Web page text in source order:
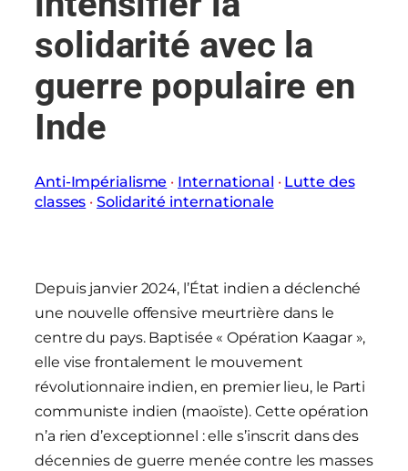
r
solidarité avec la
guerre populaire en
Inde
Anti-Impérialisme · International · Lutte des
classes · Solidarité internationale
Depuis janvier 2024, l’État indien a déclenché
une nouvelle offensive meurtrière dans le
centre du pays. Baptisée « Opération Kaagar »,
elle vise frontalement le mouvement
révolutionnaire indien, en premier lieu, le Parti
communiste indien (maoïste). Cette opération
n’a rien d’exceptionnel : elle s’inscrit dans des
décennies de guerre menée contre les masses